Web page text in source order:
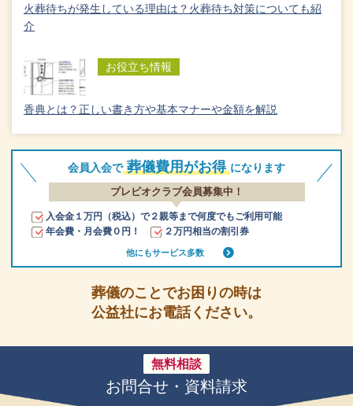
火葬待ちが発生している理由は？火葬待ち対策についても紹
介
お役立ち情報
香典とは？正しい書き方や基本マナーや金額を解説
会員入会で 葬儀費用がお得 になります
プレビオクラブ会員募集中！
入会金１万円（税込）で２親等まで何度でもご利用可能
年会費・月会費０円！
２万円相当の割引券
他にもサービス多数
葬儀のことでお困りの時は
公益社にお電話ください。
無料相談
お問合せ・資料請求